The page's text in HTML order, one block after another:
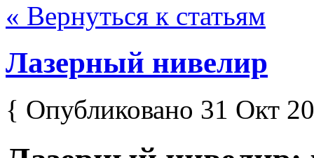
« Вернуться к статьям
Лазерный нивелир
{ Опубликовано 31 Окт